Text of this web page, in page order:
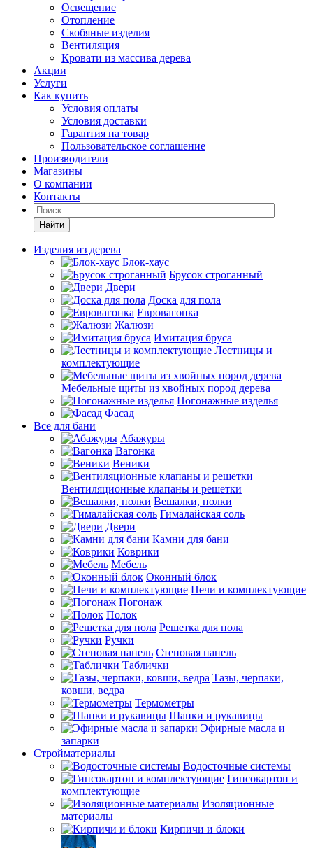
Освещение
Отопление
Скобяные изделия
Вентиляция
Кровати из массива дерева
Акции
Услуги
Как купить
Условия оплаты
Условия доставки
Гарантия на товар
Пользовательское соглашение
Производители
Магазины
О компании
Контакты
Найти
Изделия из дерева
Блок-хаус
Брусок строганный
Двери
Доска для пола
Евровагонка
Жалюзи
Имитация бруса
Лестницы и
комплектующие
Мебельные щиты из хвойных пород дерева
Погонажные изделья
Фасад
Все для бани
Абажуры
Вагонка
Веники
Вентиляционные клапаны и решетки
Вешалки, полки
Гималайская соль
Двери
Камни для бани
Коврики
Мебель
Оконный блок
Печи и комплектующие
Погонаж
Полок
Решетка для пола
Ручки
Стеновая панель
Таблички
Тазы, черпаки,
ковши, ведра
Термометры
Шапки и рукавицы
Эфирные масла и
запарки
Стройматериалы
Водосточные системы
Гипсокартон и
комплектующие
Изоляционные
материалы
Кирпичи и блоки